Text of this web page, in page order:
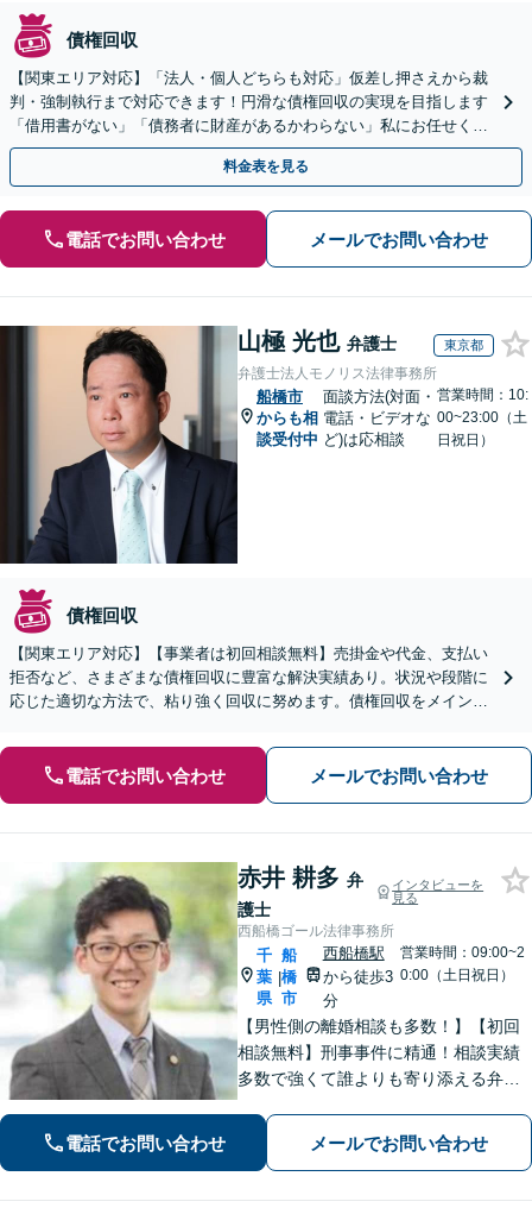
債権回収
【関東エリア対応】「法人・個人どちらも対応」仮差し押さえから裁
判・強制執行まで対応できます！円滑な債権回収の実現を目指します
「借用書がない」「債務者に財産があるかわらない」私にお任せくだ
さい！【分割払いあり】【休日・夜間相談可】
料金表を見る
電話でお問い合わせ メールでお問い合わせ
山極 光也 弁護士 東京都
弁護士法人モノリス法律事務所
船橋市
からも相
談受付中
面談方法(対面・
電話・ビデオな
ど)は応相談
営業時間：10:
00~23:00（土
日祝日）
債権回収
【関東エリア対応】【事業者は初回相談無料】売掛金や代金、支払い
拒否など、さまざまな債権回収に豊富な解決実績あり。状況や段階に
応じた適切な方法で、粘り強く回収に努めます。債権回収をメインと
電話でお問い合わせ メールでお問い合わせ
赤井 耕多 弁
護士
インタビューを
見る
西船橋ゴール法律事務所
千
葉
県
|
船
橋
市
西船橋駅
から徒歩3
分
営業時間：09:00~2
0:00（土日祝日）
【男性側の離婚相談も多数！】【初回
相談無料】刑事事件に精通！相談実績
多数で強くて誰よりも寄り添える弁護
ート！介護／不貞・離婚協議／相続／
債務整理も対応【夜間・休日面談可】
電話でお問い合わせ メールでお問い合わせ